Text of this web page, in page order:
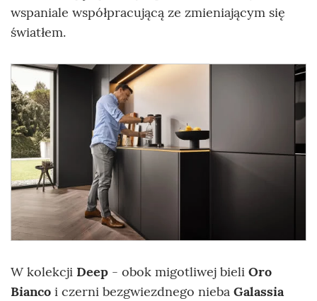
wspaniale współpracującą ze zmieniającym się
światłem.
W kolekcji Deep - obok migotliwej bieli Oro
Bianco i czerni bezgwiezdnego nieba Galassia